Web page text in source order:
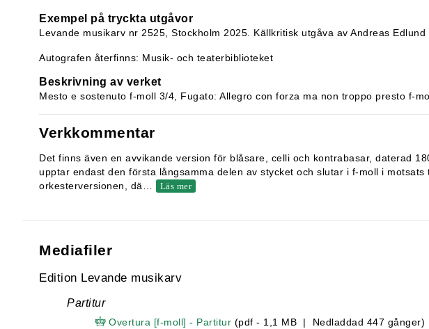
Exempel på tryckta utgåvor
Levande musikarv nr 2525, Stockholm 2025. Källkritisk utgåva av Andreas Edlund
Autografen återfinns: Musik- och teaterbiblioteket
Beskrivning av verket
Mesto e sostenuto f-moll 3/4, Fugato: Allegro con forza ma non troppo presto f-
Verkkommentar
Det finns även en avvikande version för blåsare, celli och kontrabasar, daterad
upptar endast den första långsamma delen av stycket och slutar i f-moll i motsats
orkesterversionen, dä
Läs mer
Mediafiler
Edition Levande musikarv
Partitur
Overtura [f-moll] - Partitur (pdf - 1,1 MB | Nedladdad 447 gånger)